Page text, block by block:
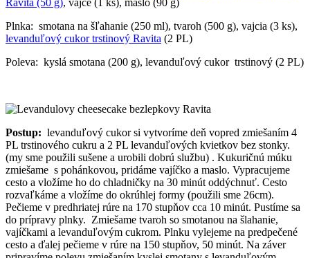
Plnka: smotana na šľahanie (250 ml), tvaroh (500 g), vajcia (3 ks),
levanduľový cukor trstinový Ravita (2 PL)
Poleva: kyslá smotana (200 g), levanduľový cukor trstinový (2 PL)
Postup: levanduľový cukor si vytvoríme deň vopred zmiešaním 4
PL trstinového cukru a 2 PL levanduľových kvietkov bez stonky.
(my sme použili sušene a urobili dobrú službu) . Kukuričnú múku
zmiešame s pohánkovou, pridáme vajíčko a maslo. Vypracujeme
cesto a vložíme ho do chladničky na 30 minút oddýchnuť. Cesto
rozvaľkáme a vložíme do okrúhlej formy (použili sme 26cm).
Pečieme v predhriatej rúre na 170 stupňov cca 10 minút. Pustíme sa
do prípravy plnky. Zmiešame tvaroh so smotanou na šlahanie,
vajíčkami a levanduľovým cukrom. Plnku vylejeme na predpečené
cesto a ďalej pečieme v rúre na 150 stupňov, 50 minút. Na záver